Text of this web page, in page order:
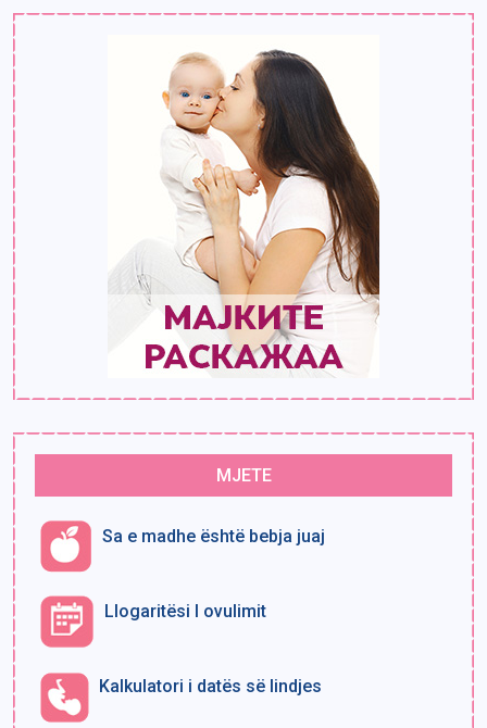
MJETE
Sa e madhe është bebja juaj
Llogaritësi I ovulimit
Kalkulatori i datës së lindjes